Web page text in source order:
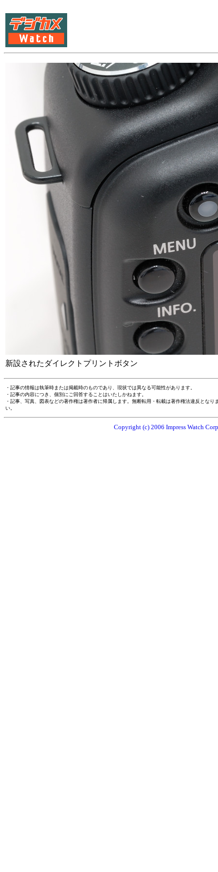
新設されたダイレクトプリントボタン
・記事の情報は執筆時または掲載時のものであり、現状では異なる可能性があります。
・記事の内容につき、個別にご回答することはいたしかねます。
・記事、写真、図表などの著作権は著作者に帰属します。無断転用・転載は著作権法違反とな
い。
Copyright (c) 2006 Impress Watch